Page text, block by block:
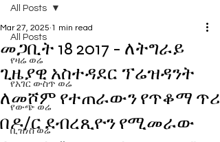
All Posts
የዛሬ ወሬ
የአገር ውስጥ ወሬ
የውጭ ወሬ
ቢዝነስ ወሬ
All Posts
መጋቢት 18 2017 - ለትግራይ
ጊዜያዊ አስተዳደር ፕሬዝዳንት
ለመሾም የተጠራውን የጥቆማ ጥሪ
በዶ/ር ደብረጺዮን የሚመራው
Mar 27, 2025 1 min read